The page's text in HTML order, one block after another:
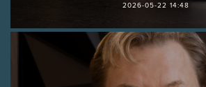
2026-05-22 14:48